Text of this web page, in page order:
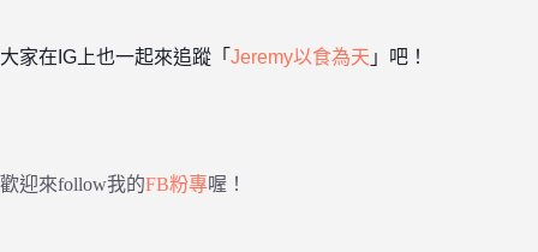
大家在IG上也一起來追蹤「 Jeremy以食為天 」吧！
歡迎來follow我的FB粉專喔！